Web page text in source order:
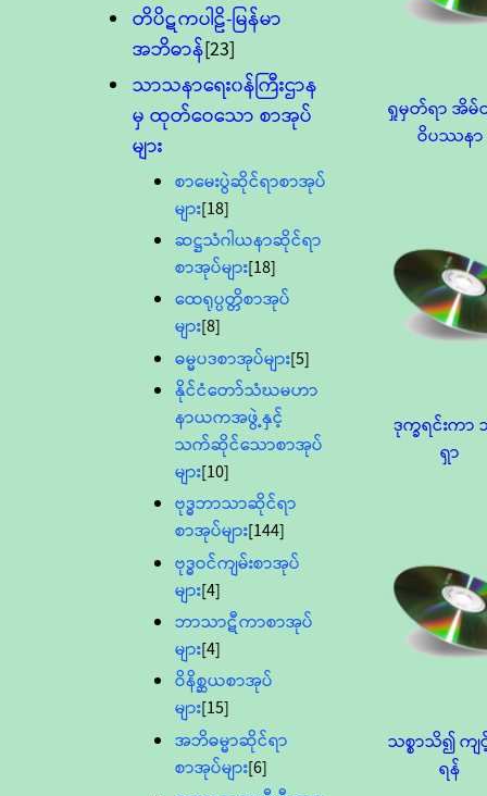
တိပိဋကပါဠိ-မြန်မာ
အဘိဓာန်[23]
သာသနာရေး၀န်ကြီးဌာန
မှ ထုတ်ဝေသော စာအုပ်
များ
စာမေးပွဲဆိုင်ရာစာအုပ်
များ[18]
ဆဋ္ဌသံဂါယနာဆိုင်ရာ
စာအုပ်များ[18]
ထေရုပ္ပတ္တိစာအုပ်
များ[8]
ဓမ္မပဒစာအုပ်များ[5]
နိုင်ငံတော်သံဃမဟာ
နာယကအဖွဲ့နှင့်
သက်ဆိုင်သောစာအုပ်
များ[10]
ဗုဒ္ဓဘာသာဆိုင်ရာ
စာအုပ်များ[144]
ဗုဒ္ဓဝင်ကျမ်းစာအုပ်
များ[4]
ဘာသာဋီကာစာအုပ်
များ[4]
ဝိနိစ္ဆယစာအုပ်
များ[15]
အဘိဓမ္မာဆိုင်ရာ
စာအုပ်များ[6]
ရှုမှတ်ရာ အိမ်
ဝိပဿနာ
ဒုက္ခရင်းကာ
ရှာ
သစ္စာသိ၍ ကျ
ရန်